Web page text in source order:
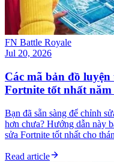
FN Battle Royale
Jul 20, 2026
Các mã bản đồ
Fortnite tốt nhất năm
Bạn đã sẵn sàng để chỉnh
hơn chưa? Hướng dẫn này
sửa Fortnite tốt nhất cho
Read article